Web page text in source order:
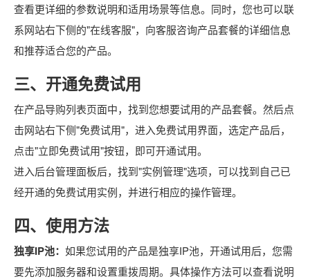
查看更详细的参数说明和适用场景等信息。同时，您也可以联
系网站右下侧的"在线客服"，向客服咨询产品套餐的详细信息
和推荐适合您的产品。
三、开通免费试用
在产品导购列表页面中，找到您想要试用的产品套餐。然后点
击网站右下侧"免费试用"，进入免费试用界面，选定产品后，
点击"立即免费试用"按钮，即可开通试用。
进入后台管理面板后，找到"实例管理"选项，可以找到自己已
经开通的免费试用实例，并进行相应的操作管理。
四、使用方法
独享IP池： 如果您试用的产品是独享IP池，开通试用后，您需
要先添加服务器和设置重拨周期。具体操作方法可以查看说明